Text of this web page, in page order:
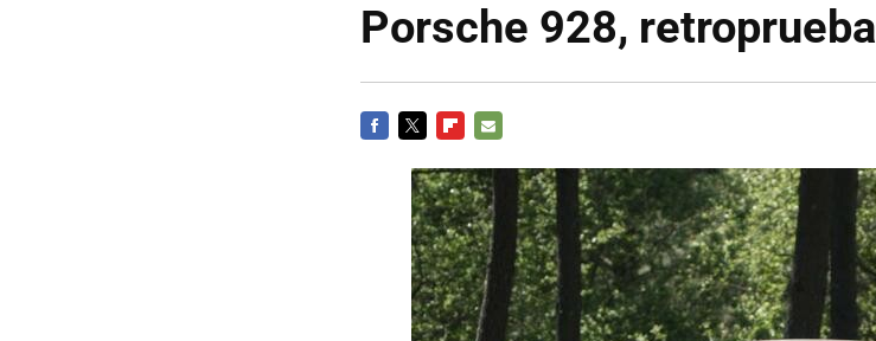
Porsche 928, retroprueba
MAIL